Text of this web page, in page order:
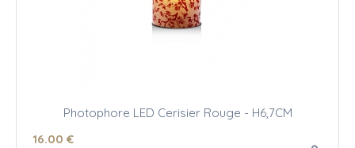
Photophore LED Cerisier Rouge - H6,7CM
16.00 €